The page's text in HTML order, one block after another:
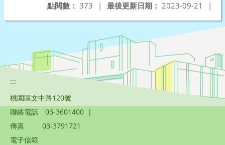
最後更新日期： 2023-09-21 |
點閱數： 373 |
:::
桃園區文中路120號
聯絡電話
03-3601400 |
傳真
03-3791721
電子信箱